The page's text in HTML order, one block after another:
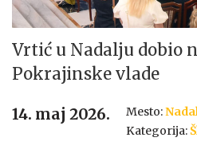
Vrtić u Nadalju dobio
Pokrajinske vlade
14. maj 2026. Mesto:
Kategorija: